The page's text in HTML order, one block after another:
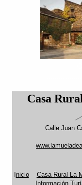
Casa
Calle Juan
nicio Casa Rural La
Información